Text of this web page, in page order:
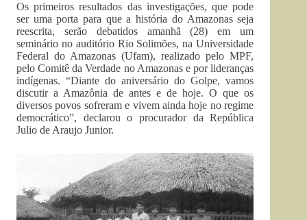
Os primeiros resultados das investigações, que pode
ser uma porta para que a história do Amazonas seja
reescrita, serão debatidos amanhã (28) em um
seminário no auditório Rio Solimões, na Universidade
Federal do Amazonas (Ufam), realizado pelo MPF,
pelo Comitê da Verdade no Amazonas e por lideranças
indígenas. “Diante do aniversário do Golpe, vamos
discutir a Amazônia de antes e de hoje. O que os
diversos povos sofreram e vivem ainda hoje no regime
democrático”, declarou o procurador da República
Julio de Araujo Junior.